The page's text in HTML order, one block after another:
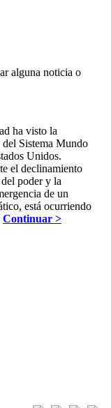
alguna noticia o
ha visto la
Sistema Mundo
Unidos.
el declinamiento
poder y la
de un
está ocurriendo
Continuar >